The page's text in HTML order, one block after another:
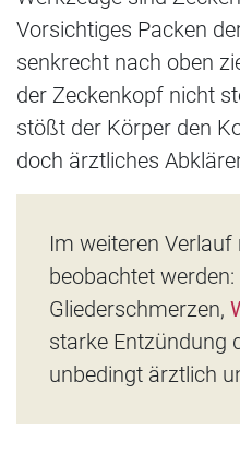
Vorsichtiges Packen
senkrecht nach oben
der Zeckenkopf nicht
stößt der Körper den
doch ärztliches
Im weiteren
beobachtet werden:
Gliederschmerzen,
starke Entzündung
unbedingt ärztlich